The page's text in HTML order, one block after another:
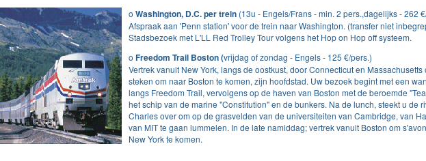
o Washington, D.C. per trein (13u - Engels/Frans - min. 2 pers.,dagelijks - 262
Afspraak aan 'Penn station' voor de trein naar Washington. (transfer niet
Stadsbezoek met L'LL Red Trolley Tour volgens het Hop on Hop off systeem.
o Freedom Trail Boston (vrijdag of zondag - Engels - 125 €/pers.)
Vertrek vanuit New York, langs de oostkust, door Connecticut en Massachusetts
steken om naar Boston te komen, zijn hoofdstad. Uw bezoek begint met een
langs Freedom Trail, vervolgens op de haven van Boston met de beroemde
het schip van de marine "Constitution" en de bunkers. Na de lunch, steekt u de
Charles over om op de grasvelden van de universiteiten van Cambridge, van
van MIT te gaan lummelen. In de late namiddag; vertrek vanuit Boston om
New York te komen.